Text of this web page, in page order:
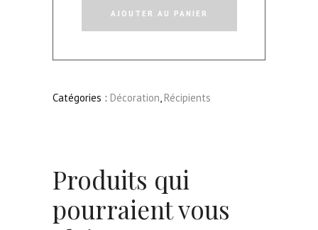
-
AJOUTER AU PANIER
Catégories : Décoration,Récipients
Produits qui
pourraient vous